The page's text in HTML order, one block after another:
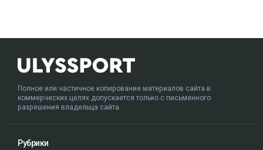
Полное или частичное копирование материалов сайта в
коммерческих целях допускается только с письменного
разрешения владельца сайта.
Рубрики